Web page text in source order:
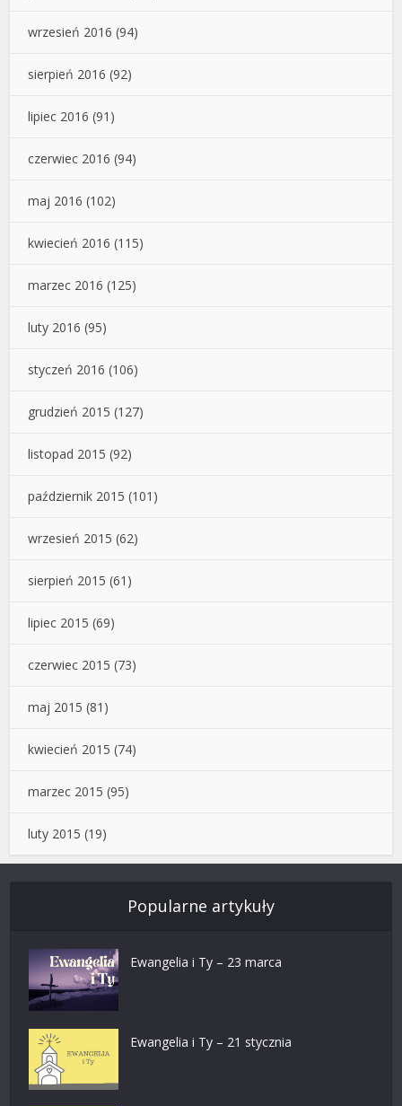
wrzesień 2016 (94)
sierpień 2016 (92)
lipiec 2016 (91)
czerwiec 2016 (94)
maj 2016 (102)
kwiecień 2016 (115)
marzec 2016 (125)
luty 2016 (95)
styczeń 2016 (106)
grudzień 2015 (127)
listopad 2015 (92)
październik 2015 (101)
wrzesień 2015 (62)
sierpień 2015 (61)
lipiec 2015 (69)
czerwiec 2015 (73)
maj 2015 (81)
kwiecień 2015 (74)
marzec 2015 (95)
luty 2015 (19)
Popularne artykuły
Ewangelia i Ty – 23 marca
Ewangelia i Ty – 21 stycznia